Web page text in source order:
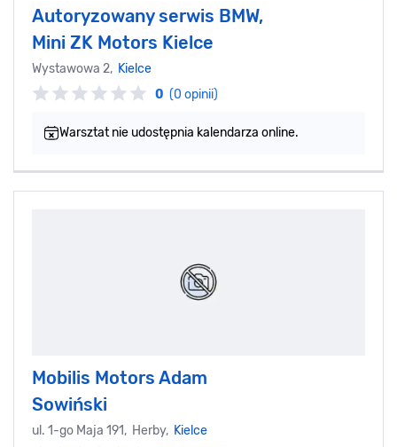
Autoryzowany serwis BMW,
Mini ZK Motors Kielce
Wystawowa 2, Kielce
0 (0 opinii)
Warsztat nie udostępnia kalendarza online.
Mobilis Motors Adam
Sowiński
ul. 1-go Maja 191, Herby, Kielce